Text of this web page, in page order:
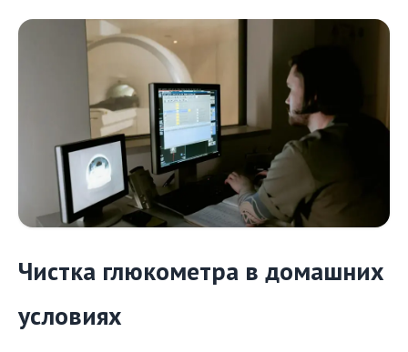
Чистка глюкометра в домашних
условиях